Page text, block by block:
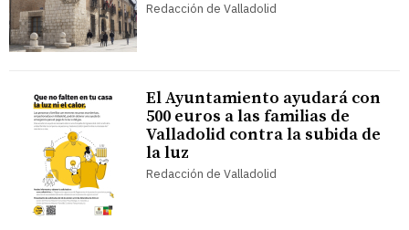
Redacción de Valladolid
El Ayuntamiento ayudará con
500 euros a las familias de
Valladolid contra la subida de
la luz
Redacción de Valladolid